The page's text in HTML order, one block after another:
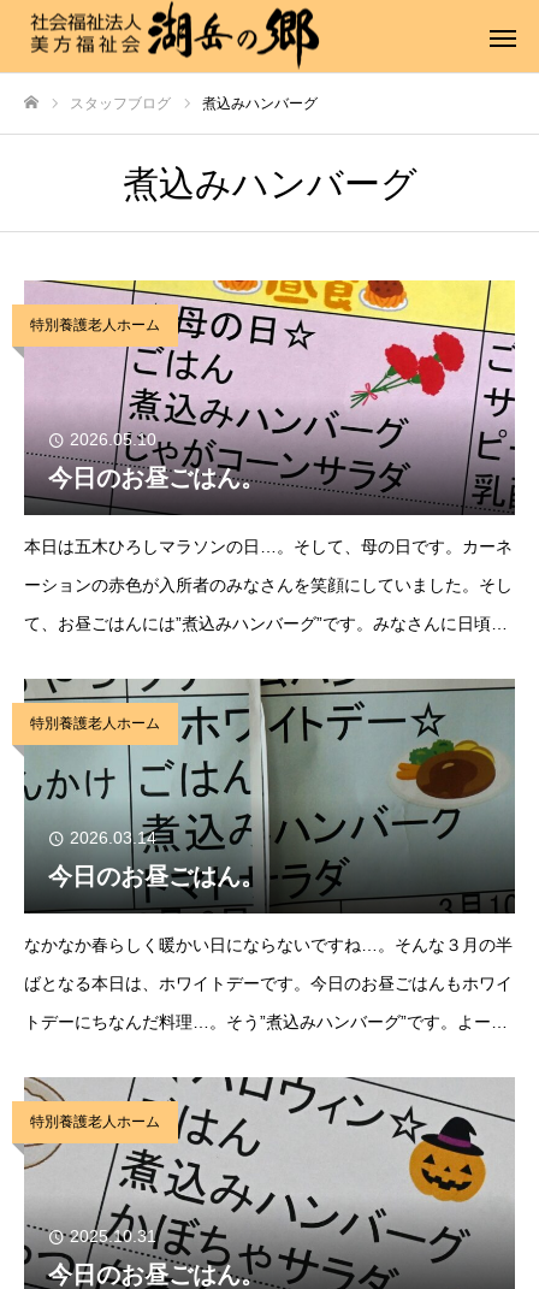
スタッフブログ 煮込みハンバーグ
煮込みハンバーグ
特別養護老人ホーム
2026.05.10
今日のお昼ごはん。
本日は五木ひろしマラソンの日…。そして、母の日です。カーネ
ーションの赤色が入所者のみなさんを笑顔にしていました。そし
て、お昼ごはんには”煮込みハンバーグ”です。みなさんに日頃の
ぱり一味違う。みなさんも美味しいと話をしなが
特別養護老人ホーム
2026.03.14
今日のお昼ごはん。
なかなか春らしく暖かい日にならないですね…。そんな３月の半
ばとなる本日は、ホワイトデーです。今日のお昼ごはんもホワイ
トデーにちなんだ料理…。そう”煮込みハンバーグ”です。よーく
ースが付いているようですが、その表情は美味し
特別養護老人ホーム
2025.10.31
今日のお昼ごはん。